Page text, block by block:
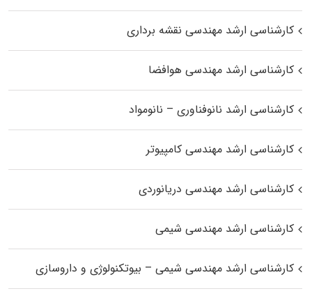
کارشناسی ارشد مهندسی نقشه برداری
کارشناسی ارشد مهندسی هوافضا
کارشناسی ارشد نانوفناوری – نانومواد
کارشناسی ارشد مهندسی کامپیوتر
کارشناسی ارشد مهندسی دریانوردی
کارشناسی ارشد مهندسی شیمی
کارشناسی ارشد مهندسی شیمی – بیوتکنولوژی و داروسازی